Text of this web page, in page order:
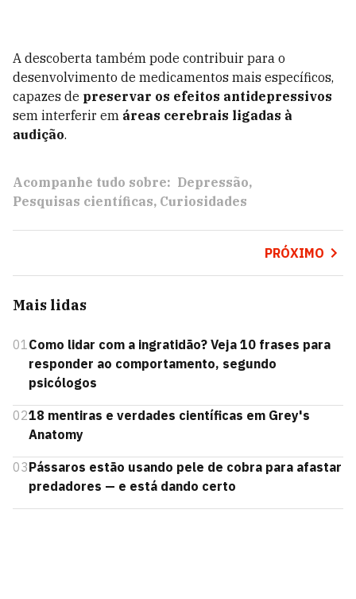
A descoberta também pode contribuir para o
desenvolvimento de medicamentos mais específicos,
capazes de preservar os efeitos antidepressivos
sem interferir em áreas cerebrais ligadas à
audição.
Acompanhe tudo sobre: Depressão
Pesquisas científicas Curiosidades
PRÓXIMO
Mais lidas
01Como lidar com a ingratidão? Veja 10 frases para
responder ao comportamento, segundo
psicólogos
0218 mentiras e verdades científicas em Grey's
Anatomy
03Pássaros estão usando pele de cobra para afastar
predadores — e está dando certo